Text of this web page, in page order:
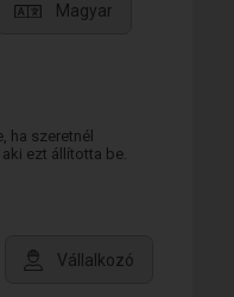
Magyar
ha szeretnél
ezt állította be.
Vállalkozó